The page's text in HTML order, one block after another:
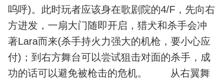
呜呼)。此时玩者应该身在歌剧院的4/F，先向右
方进发，一扇大门随即开启，猎犬和杀手会冲
著Lara而来(杀手持火力强大的机枪，要小心应
付)；到右方舞台可以尝试狙击对面的杀手，成
功的话可以避免被枪击的危机。 从右翼舞